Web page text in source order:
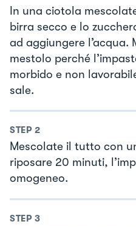
In una ciotola
birra secco e lo
ad aggiungere l’acqua.
mestolo perché
morbido e non
sale.
STEP 2
Mescolate il tutto con
riposare 20 minuti,
omogeneo.
STEP 3